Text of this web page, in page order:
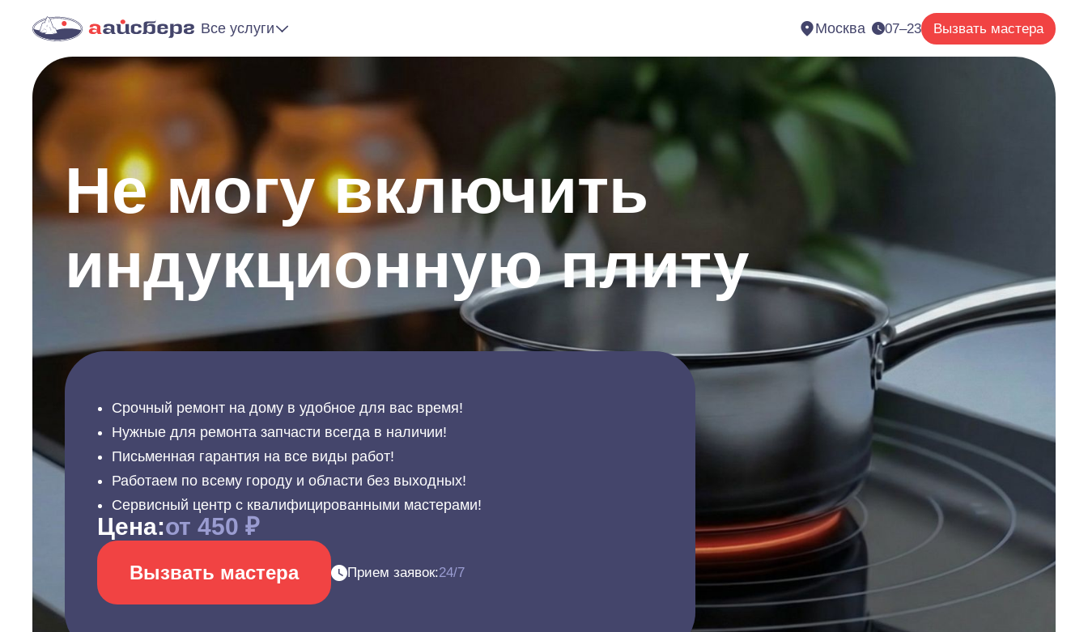
Все услуги Москва 07–23 Вызвать мастера
Не могу включить
индукционную плиту
Срочный ремонт на дому в удобное для вас время!
Нужные для ремонта запчасти всегда в наличии!
Письменная гарантия на все виды работ!
Работаем по всему городу и области без выходных!
Сервисный центр с квалифицированными мастерами!
Цена:от 450 ₽
Вызвать мастера Прием заявок:24/7